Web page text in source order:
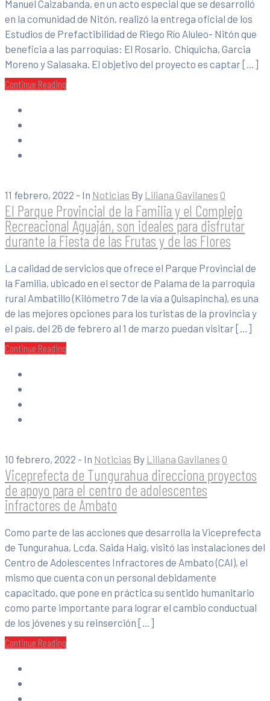
Manuel Caizabanda, en un acto especial que se desarrolló
en la comunidad de Nitón, realizó la entrega oficial de los
Estudios de Prefactibilidad de Riego Río Aluleo- Nitón que
beneficia a las parroquias: El Rosario. Chiquicha, Garcia
Moreno y Salasaka. El objetivo del proyecto es captar […]
Continue Reading
11 febrero, 2022 - In Noticias By Liliana Gavilanes 0
El Parque Provincial de la Familia y el Complejo
Recreacional Aguaján, son ideales para disfrutar
durante la Fiesta de las Frutas y de las Flores
La calidad de servicios que ofrece el Parque Provincial de
la Familia, ubicado en el sector de Palama de la parroquia
rural Ambatillo (Kilómetro 7 de la vía a Quisapincha), es una
de las mejores opciones para los turistas de la provincia y
el país, del 26 de febrero al 1 de marzo puedan visitar […]
Continue Reading
10 febrero, 2022 - In Noticias By Liliana Gavilanes 0
Viceprefecta de Tungurahua direcciona proyectos
de apoyo para el centro de adolescentes
infractores de Ambato
Como parte de las acciones que desarrolla la Viceprefecta
de Tungurahua, Lcda. Saida Haig, visitó las instalaciones del
Centro de Adolescentes Infractores de Ambato (CAI), el
mismo que cuenta con un personal debidamente
capacitado, que pone en práctica su sentido humanitario
como parte importante para lograr el cambio conductual
de los jóvenes y su reinserción […]
Continue Reading